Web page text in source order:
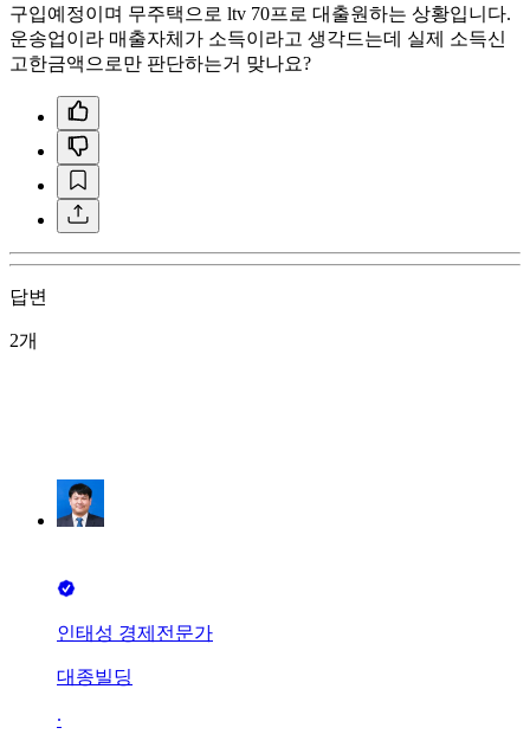
구입예정이며 무주택으로 ltv 70프로 대출원하는 상황입니다.
운송업이라 매출자체가 소득이라고 생각드는데 실제 소득신
고한금액으로만 판단하는거 맞나요?
답변
2개
인태성 경제전문가
대종빌딩
∙